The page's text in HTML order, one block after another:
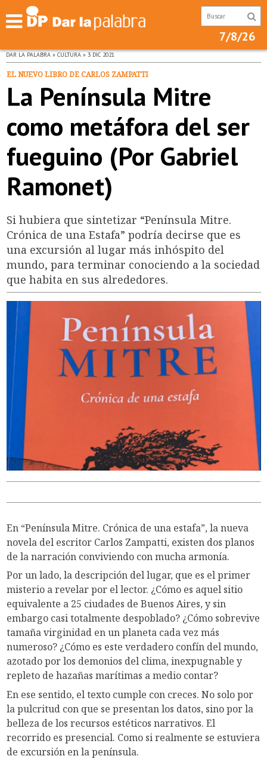
7/8/26
DAR LA PALABRA » CULTURA » 3 DIC 2021
EL NUEVO LIBRO DE CARLOS ZAMPATTI
La Península Mitre
como metáfora del ser
fueguino (Por Gabriel
Ramonet)
Si hubiera que sintetizar “Península Mitre.
Crónica de una Estafa” podría decirse que es
una excursión al lugar más inhóspito del
mundo, para terminar conociendo a la sociedad
que habita en sus alrededores.
En “Península Mitre. Crónica de una estafa”, la nueva
novela del escritor Carlos Zampatti, existen dos planos
de la narración conviviendo con mucha armonía.
Por un lado, la descripción del lugar, que es el primer
misterio a revelar por el lector. ¿Cómo es aquel sitio
equivalente a 25 ciudades de Buenos Aires, y sin
embargo casi totalmente despoblado? ¿Cómo sobrevive
tamaña virginidad en un planeta cada vez más
numeroso? ¿Cómo es este verdadero confín del mundo,
azotado por los demonios del clima, inexpugnable y
repleto de hazañas marítimas a medio contar?
En ese sentido, el texto cumple con creces. No solo por
la pulcritud con que se presentan los datos, sino por la
belleza de los recursos estéticos narrativos. El
recorrido es presencial. Como si realmente se estuviera
de excursión en la península.